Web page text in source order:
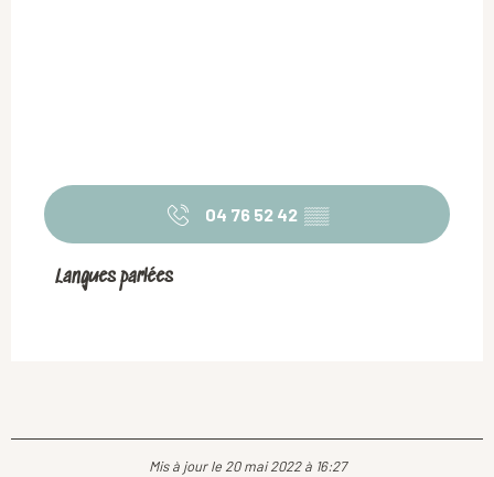
04 76 52 42 ▒▒
Langues parlées
Langues parlées
Mis à jour le 20 mai 2022 à 16:27